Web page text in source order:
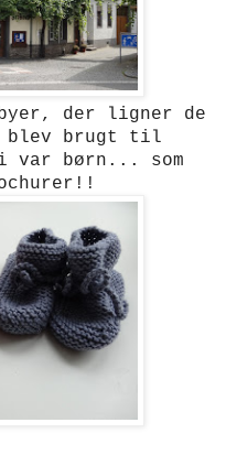
der ligner de
blev brugt til
var børn... som